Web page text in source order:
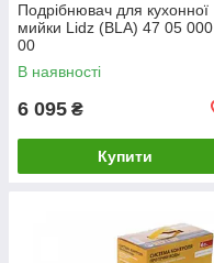
Подрібнювач для кухонної
мийки Lidz (BLA) 47 05 000
00
В наявності
6 095 ₴
Купити